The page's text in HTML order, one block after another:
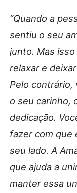
“Quando a
sentiu o seu
junto. Mas
relaxar e
Pelo contrário,
o seu carinho,
dedicação.
fazer com que
seu lado. A
que ajuda a
manter essa